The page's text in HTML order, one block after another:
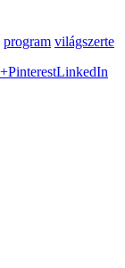
program világszerte
PinterestLinkedIn